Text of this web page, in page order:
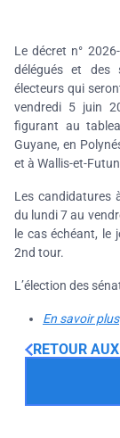
Le décret n°
délégués et des
électeurs qui
vendredi 5 juin
figurant au
Guyane, en
et à Wallis-et-
Les candidatures
du lundi 7 au
le cas échéant,
2nd tour.
L’élection des
En savoir plus
RETOUR